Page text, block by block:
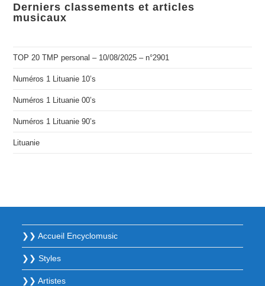
Derniers classements et articles
musicaux
TOP 20 TMP personal – 10/08/2025 – n°2901
Numéros 1 Lituanie 10’s
Numéros 1 Lituanie 00’s
Numéros 1 Lituanie 90’s
Lituanie
❯❯ Accueil Encyclomusic
❯❯ Styles
❯❯ Artistes